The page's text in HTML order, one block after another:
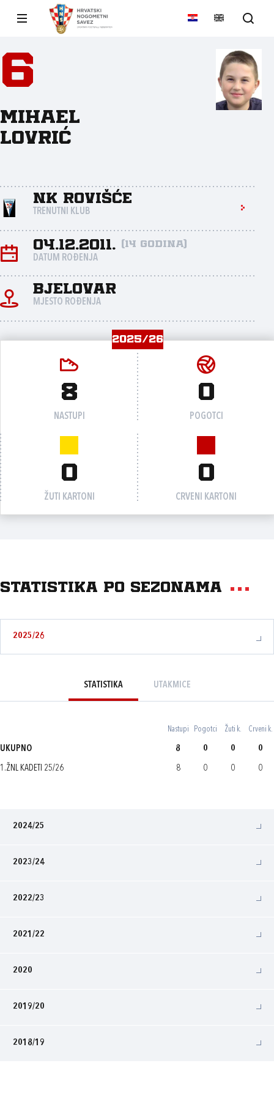
6
Mihael
Lovrić
NK Rovišće
TRENUTNI KLUB
04.12.2011. (14 godina)
DATUM ROĐENJA
Bjelovar
MJESTO ROĐENJA
2025/26
8
NASTUPI
0
POGOTCI
0
ŽUTI KARTONI
0
CRVENI KARTONI
Statistika po sezonama
2025/26
STATISTIKA UTAKMICE
Nastupi Pogotci Žuti k. Crveni k.
UKUPNO 8 0 0 0
1.ŽNL KADETI 25/26 8 0 0 0
2024/25
2023/24
2022/23
2021/22
2020
2019/20
2018/19